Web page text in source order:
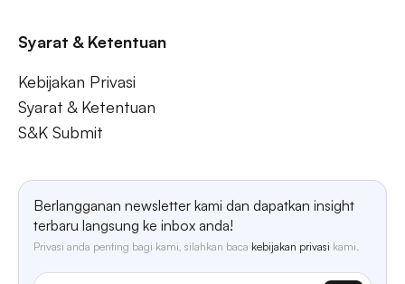
Syarat & Ketentuan
Kebijakan Privasi
Syarat & Ketentuan
S&K Submit
Berlangganan newsletter kami dan dapatkan insight
terbaru langsung ke inbox anda!
Privasi anda penting bagi kami, silahkan baca kebijakan privasi kami.